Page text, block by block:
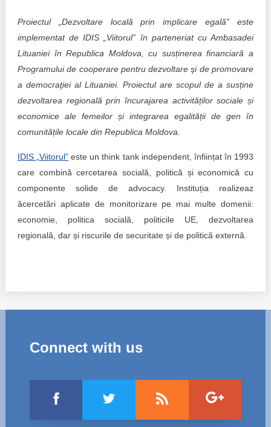
Proiectul „Dezvoltare locală prin implicare egală” este
implementat de IDIS „Viitorul” în parteneriat cu Ambasadei
Lituaniei în Republica Moldova, cu susținerea financiară a
Programului de cooperare pentru dezvoltare şi de promovare
a democraţiei al Lituaniei. Proiectul are scopul de a susține
dezvoltarea regională prin încurajarea activităților sociale și
economice ale femeilor și integrarea egalității de gen în
comunitățile locale din Republica Moldova.
IDIS „Viitorul” este un think tank independent, înființat în 1993
care combină cercetarea socială, politică și economică cu
componente solide de advocacy. Instituția realizeaz
ăcercetări aplicate de monitorizare pe mai multe domenii:
economie, politica socială, politicile UE, dezvoltarea
regională, dar și riscurile de securitate și de politică externă.
Connect with us